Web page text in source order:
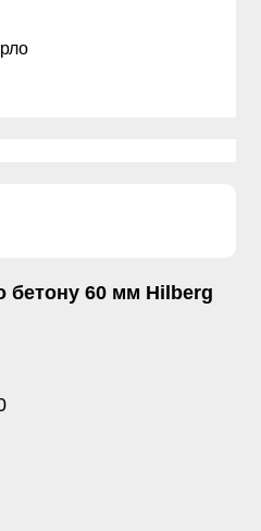
бетону 60 мм Hilberg